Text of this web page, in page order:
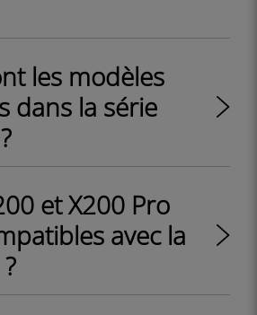
les modèles
dans la série
et X200 Pro
avec la